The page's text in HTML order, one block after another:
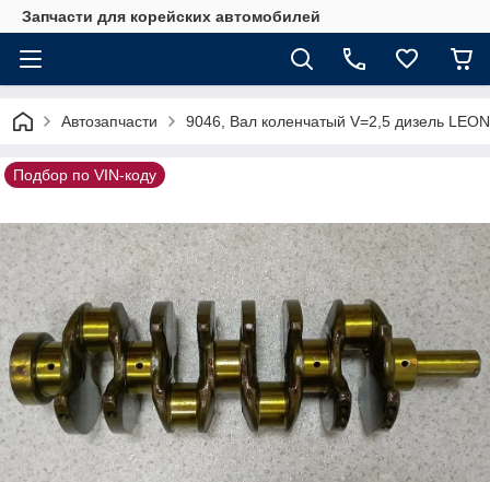
Запчасти для корейских автомобилей
Автозапчасти 9046, Вал коленчатый V=2,5 дизель
Подбор по VIN-коду